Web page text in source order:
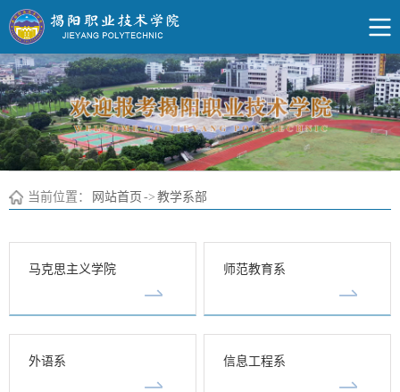
当前位置： 网站首页 -> 教学系部
马克思主义学院 师范教育系
外语系 信息工程系